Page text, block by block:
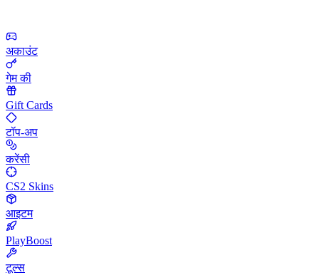
अकाउंट
गेम की
Gift Cards
टॉप-अप
करेंसी
CS2 Skins
आइटम
PlayBoost
टूल्स